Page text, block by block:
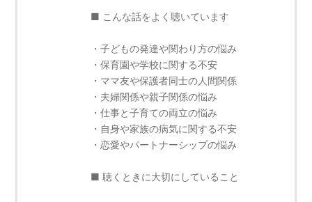
■ こんな話をよく聴いています
・子どもの発達や関わり方の悩み
・保育園や学校に関する不安
・ママ友や保護者同士の人間関係
・夫婦関係や親子関係の悩み
・仕事と子育ての両立の悩み
・自身や家族の病気に関する不安
・恋愛やパートナーシップの悩み
■ 聴くときに大切にしていること